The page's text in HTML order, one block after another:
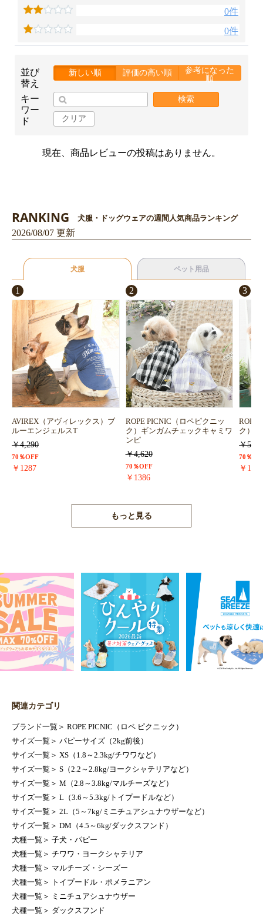
0件
0件
並び
替え
新しい順 評価の高い順
参考になった
順
キー
ワー
ド
検索
クリア
現在、商品レビューの投稿はありません。
RANKING 犬服・ドッグウェアの週間人気商品ランキング
2026/08/07 更新
犬服 ペット用品
1
AVIREX（アヴィレックス）ブ
ルーエンジェルスT
￥4,290
70％OFF
￥1287
2
ROPE PICNIC（ロペピクニッ
ク）ギンガムチェックキャミワ
ンピ
￥4,620
70％OFF
￥1386
3
ROPE
ク）
￥
70％
￥
もっと見る
関連カテゴリ
ブランド一覧 ＞ ROPE PICNIC（ロペ ピクニック）
サイズ一覧 ＞ パピーサイズ（2kg前後）
サイズ一覧 ＞ XS（1.8～2.3kg/チワワなど）
サイズ一覧 ＞ S（2.2～2.8kg/ヨークシャテリアなど）
サイズ一覧 ＞ M（2.8～3.8kg/マルチーズなど）
サイズ一覧 ＞ L（3.6～5.3kg/トイプードルなど）
サイズ一覧 ＞ 2L（5～7kg/ミニチュアシュナウザーなど）
サイズ一覧 ＞ DM（4.5～6kg/ダックスフンド）
犬種一覧 ＞ 子犬・パピー
犬種一覧 ＞ チワワ・ヨークシャテリア
犬種一覧 ＞ マルチーズ・シーズー
犬種一覧 ＞
トイプードル・ポメラニアン
犬種一覧 ＞
ミニチュアシュナウザー
犬種一覧 ＞ ダックスフンド